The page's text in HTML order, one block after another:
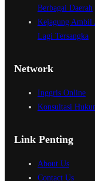
Berbagai Daerah
Kejagung Ambil
Lagi Tersangka
Network
Inggris Online
Konsultasi
Link Penting
About Us
Contact Us